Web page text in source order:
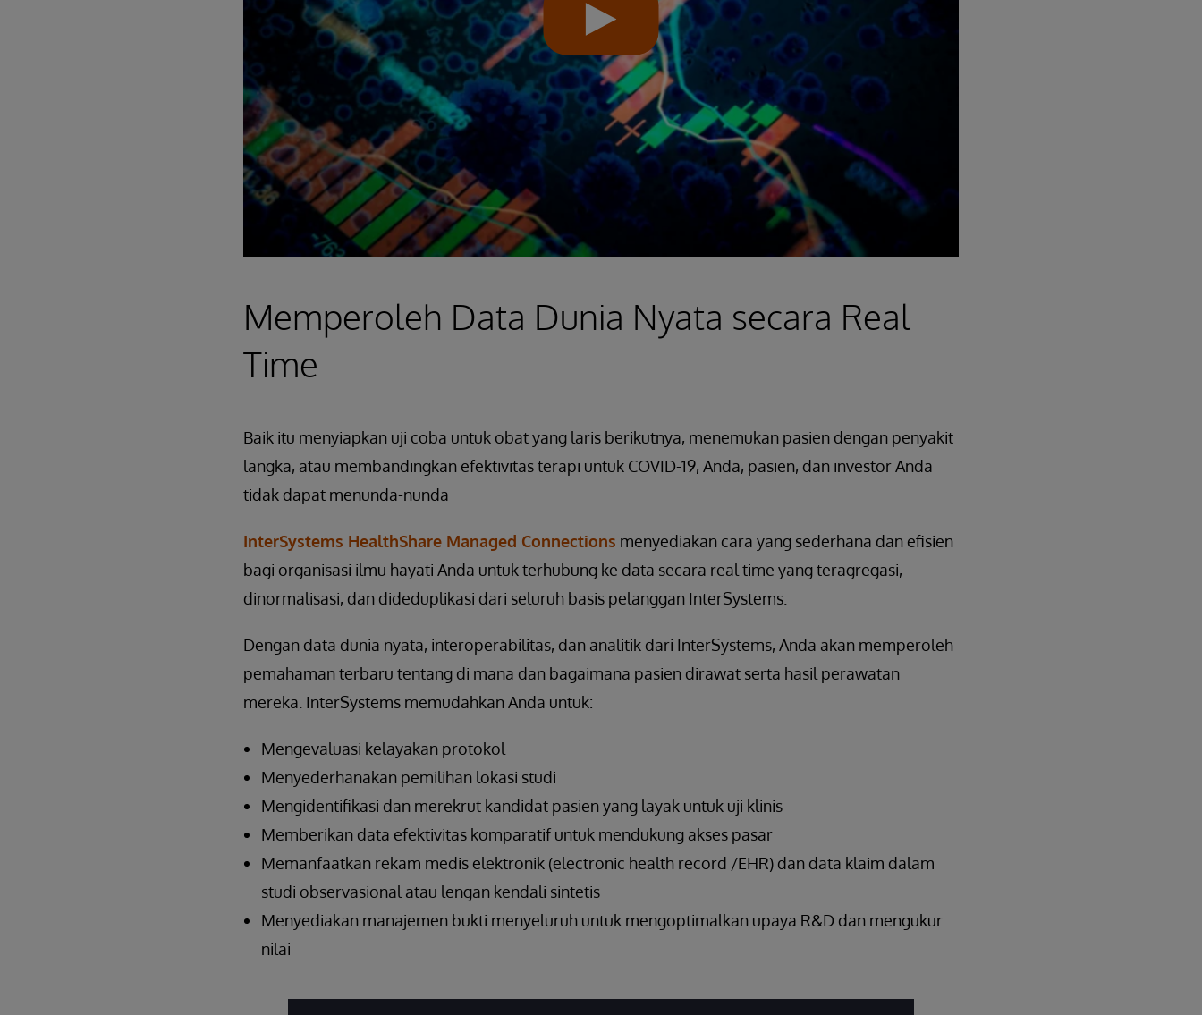
Memperoleh Data Dunia Nyata secara Real
Time
Baik itu menyiapkan uji coba untuk obat yang laris berikutnya, menemukan pasien dengan penyakit
langka, atau membandingkan efektivitas terapi untuk COVID-19, Anda, pasien, dan investor Anda
tidak dapat menunda-nunda
InterSystems HealthShare Managed Connections menyediakan cara yang sederhana dan efisien
bagi organisasi ilmu hayati Anda untuk terhubung ke data secara real time yang teragregasi,
dinormalisasi, dan dideduplikasi dari seluruh basis pelanggan InterSystems.
Dengan data dunia nyata, interoperabilitas, dan analitik dari InterSystems, Anda akan memperoleh
pemahaman terbaru tentang di mana dan bagaimana pasien dirawat serta hasil perawatan
mereka. InterSystems memudahkan Anda untuk:
Mengevaluasi kelayakan protokol
Menyederhanakan pemilihan lokasi studi
Mengidentifikasi dan merekrut kandidat pasien yang layak untuk uji klinis
Memberikan data efektivitas komparatif untuk mendukung akses pasar
Memanfaatkan rekam medis elektronik (electronic health record /EHR) dan data klaim dalam
studi observasional atau lengan kendali sintetis
Menyediakan manajemen bukti menyeluruh untuk mengoptimalkan upaya R&D dan mengukur
nilai